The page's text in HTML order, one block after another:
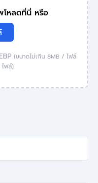
โหลดที่นี่ หรือ
(ขนาดไม่เกิน 8MB / ไฟล์
ไฟล์)